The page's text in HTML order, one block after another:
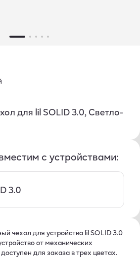
для lil SOLID 3.0, Светло-
с устройствами:
3.0
чехол для устройства lil SOLID 3.0
от механических
для заказа в трех цветах.